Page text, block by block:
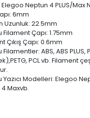
Neptun 4 PLUS/Max
6mm
Uzunluk: 22.5mm
Çapı: 1.75mm
Çıkış Çapı: 0.6mm
ABS, ABS PLUS,
PCL vb. Filament
Modelleri: Elegoo
Maxvb.